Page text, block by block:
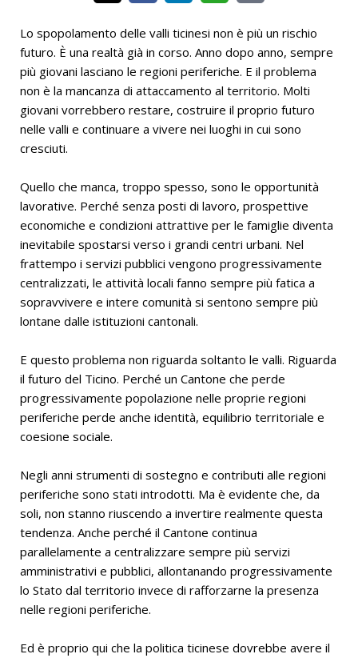
Lo spopolamento delle valli ticinesi non è più un rischio
futuro. È una realtà già in corso. Anno dopo anno, sempre
più giovani lasciano le regioni periferiche. E il problema
non è la mancanza di attaccamento al territorio. Molti
giovani vorrebbero restare, costruire il proprio futuro
nelle valli e continuare a vivere nei luoghi in cui sono
cresciuti.
Quello che manca, troppo spesso, sono le opportunità
lavorative. Perché senza posti di lavoro, prospettive
economiche e condizioni attrattive per le famiglie diventa
inevitabile spostarsi verso i grandi centri urbani. Nel
frattempo i servizi pubblici vengono progressivamente
centralizzati, le attività locali fanno sempre più fatica a
sopravvivere e intere comunità si sentono sempre più
lontane dalle istituzioni cantonali.
E questo problema non riguarda soltanto le valli. Riguarda
il futuro del Ticino. Perché un Cantone che perde
progressivamente popolazione nelle proprie regioni
periferiche perde anche identità, equilibrio territoriale e
coesione sociale.
Negli anni strumenti di sostegno e contributi alle regioni
periferiche sono stati introdotti. Ma è evidente che, da
soli, non stanno riuscendo a invertire realmente questa
tendenza. Anche perché il Cantone continua
parallelamente a centralizzare sempre più servizi
amministrativi e pubblici, allontanando progressivamente
lo Stato dal territorio invece di rafforzarne la presenza
nelle regioni periferiche.
Ed è proprio qui che la politica ticinese dovrebbe avere il